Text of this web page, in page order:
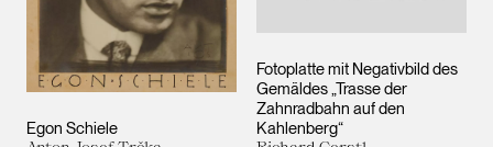
Egon Schiele
Fotoplatte mit Negativbild des
Gemäldes „Trasse der
Zahnradbahn auf den
Kahlenberg“